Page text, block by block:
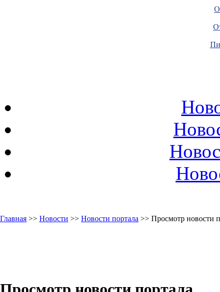
Главная >> Новости >> Новости портала >> Просмотр новости